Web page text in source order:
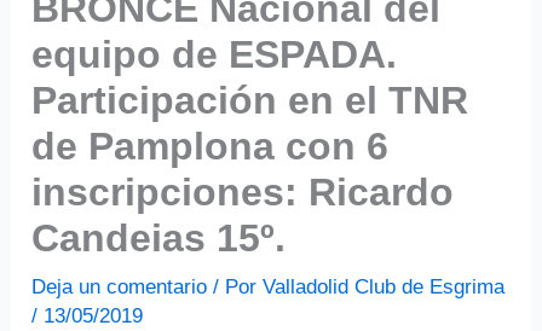
equipo de ESPADA.
Participación en el TNR
de Pamplona con 6
inscripciones: Ricardo
Candeias 15º.
Deja un comentario / PorValladolid Club de Esgrima
/ 13/05/2019